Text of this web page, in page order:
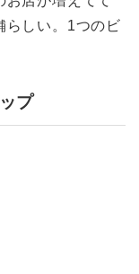
らしい。1つのビ
プ